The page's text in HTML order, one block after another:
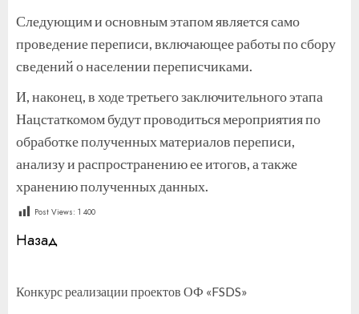
Следующим и основным этапом является само
проведение переписи, включающее работы по сбору
сведений о населении переписчиками.
И, наконец, в ходе третьего заключительного этапа
Нацстаткомом будут проводиться мероприятия по
обработке полученных материалов переписи,
анализу и распространению ее итогов, а также
хранению полученных данных.
Post Views: 1 400
Продолжить
Назад
Конкурс реализации проектов ОФ «FSDS»